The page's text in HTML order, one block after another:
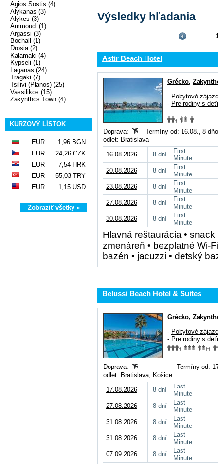
Agios Sostis (4)
Alykanas (3)
Alykes (3)
Ammoudi (1)
Argassi (3)
Bochali (1)
Drosia (2)
Kalamaki (4)
Kypseli (1)
Laganas (24)
Tragaki (7)
Tsilivi (Planos) (25)
Vassilikos (15)
Zakynthos Town (4)
KURZOVÝ LÍSTOK
EUR
1,96 BGN
EUR
24,26 CZK
EUR
7,54 HRK
EUR
55,03 TRY
EUR
1,15 USD
Zobraziť všetky »
Výsledky hľadania
Astir Beach Hotel
Grécko,
- Pobytové
- Pre rodiny s
Doprava:
Termíny od: 16.08., 8
odlet: Bratislava
16.08.2026
8 dní
First
Minute
20.08.2026
8 dní
First
Minute
23.08.2026
8 dní
First
Minute
27.08.2026
8 dní
First
Minute
30.08.2026
8 dní
First
Minute
Hlavná reštaurácia •
zmenáreň • bezplatné Wi-
bazén • jacuzzi • detský
Belussi Beach Hotel & Suites
Grécko,
- Pobytové
- Pre rodiny s
Doprava:
Termíny od:
odlet: Bratislava, Košice
17.08.2026
8 dní
Last
Minute
27.08.2026
8 dní
Last
Minute
31.08.2026
8 dní
Last
Minute
31.08.2026
8 dní
Last
Minute
07.09.2026
8 dní
Last
Minute